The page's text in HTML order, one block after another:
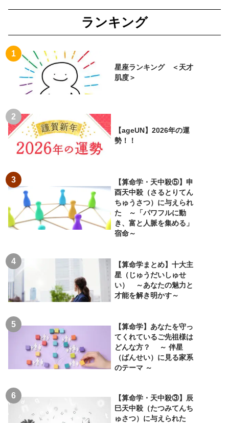
ランキング
星座ランキング ＜天才
肌度＞
【ageUN】2026年の運
勢！！
【算命学・天中殺⑤】申
酉天中殺（さるとりてん
ちゅうさつ）に与えられ
た ～「パワフルに動
き、富と人脈を集める」
宿命～
【算命学まとめ】十大主
星（じゅうだいしゅせ
い） ～あなたの魅力と
才能を解き明かす～
【算命学】あなたを守っ
てくれているご先祖様は
どんな方？ ～ 伴星
（ばんせい）に見る家系
のテーマ ～
【算命学・天中殺③】辰
巳天中殺（たつみてんち
ゅさつ）に与えられた